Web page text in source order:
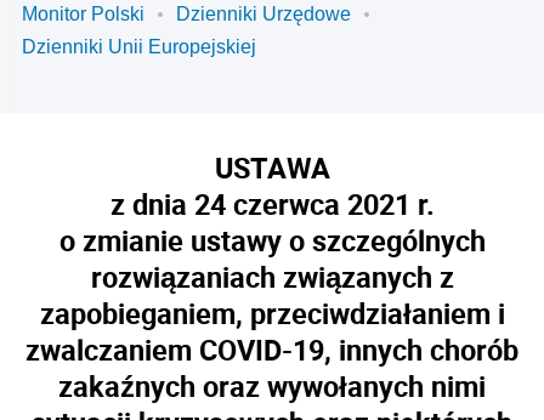
Monitor Polski
Dzienniki Urzędowe
Dzienniki Unii Europejskiej
USTAWA
z dnia 24 czerwca 2021 r.
o zmianie ustawy o szczególnych
rozwiązaniach związanych z
zapobieganiem, przeciwdziałaniem i
zwalczaniem COVID-19, innych chorób
zakaźnych oraz wywołanych nimi